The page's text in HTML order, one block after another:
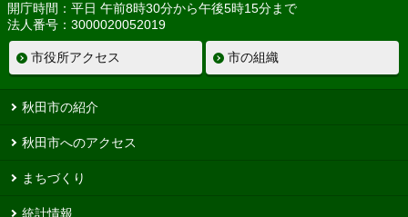
開庁時間：平日 午前8時30分から午後5時15分まで
法人番号：3000020052019
市役所アクセス 市の組織
秋田市の紹介
秋田市へのアクセス
まちづくり
統計情報